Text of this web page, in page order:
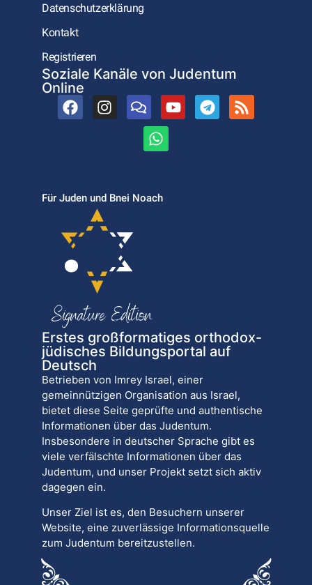
Datenschutzerklärung
Kontakt
Registrieren
Soziale Kanäle von Judentum
Online
Für Juden und Bnei Noach
Erstes großformatiges orthodox-
jüdisches Bildungsportal auf
Deutsch
Betrieben von Imrey Israel, einer
gemeinnützigen Organisation aus Israel,
bietet diese Seite geprüfte und authentische
Informationen über das Judentum.
Insbesondere in deutscher Sprache gibt es
viele verfälschte Informationen über das
Judentum, und unser Projekt setzt sich aktiv
dagegen ein.
Unser Ziel ist es, den Besuchern unserer
Website, eine zuverlässige Informationsquelle
zum Judentum bereitzustellen.